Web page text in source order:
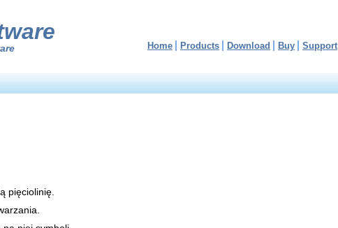
Home Products Download Buy Support
pięciolinię.